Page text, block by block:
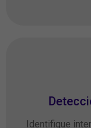
Identifique